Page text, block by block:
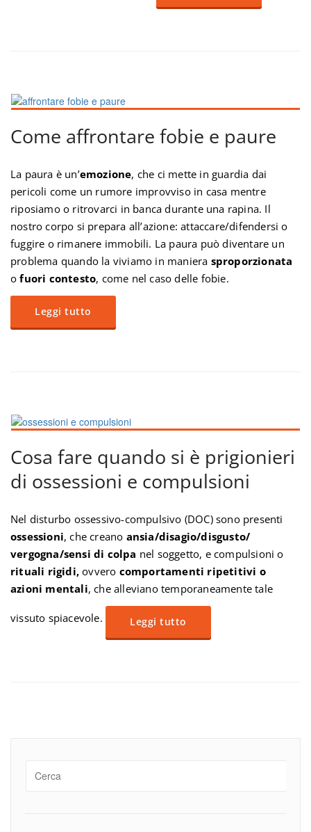
Come affrontare fobie e paure
La paura è un’emozione, che ci mette in guardia dai
pericoli come un rumore improvviso in casa mentre
riposiamo o ritrovarci in banca durante una rapina. Il
nostro corpo si prepara all’azione: attaccare/difendersi o
fuggire o rimanere immobili. La paura può diventare un
problema quando la viviamo in maniera sproporzionata
ofuori contesto, come nel caso delle fobie.
Leggi tutto
Cosa fare quando si è prigionieri
di ossessioni e compulsioni
Nel disturbo ossessivo-compulsivo (DOC) sono presenti
ossessioni, che creano ansia/disagio/disgusto/
vergogna/sensi di colpa nel soggetto, e compulsioni o
rituali rigidi,ovvero comportamenti ripetitivi o
azioni mentali, che alleviano temporaneamente tale
vissuto spiacevole. Leggi tutto